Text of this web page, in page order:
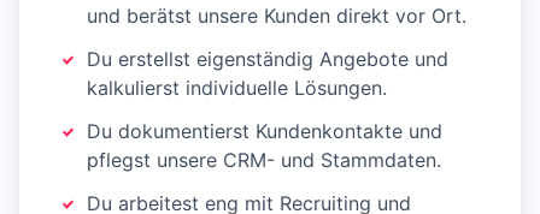
und berätst unsere Kunden direkt vor Ort.
Du erstellst eigenständig Angebote und
kalkulierst individuelle Lösungen.
Du dokumentierst Kundenkontakte und
pflegst unsere CRM- und Stammdaten.
Du arbeitest eng mit Recruiting und